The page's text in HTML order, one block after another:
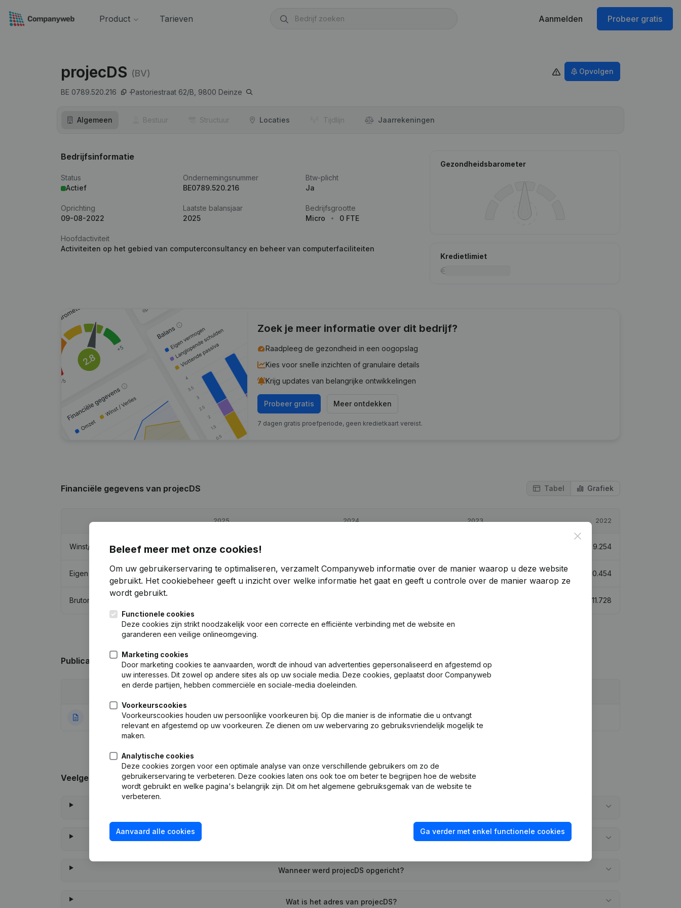
Product Tarieven Aanmelden Probeer gratis
projecDS (BV)
BE 0789.520.216 Pastoriestraat 62/B, 9800 Deinze
Opvolgen
Algemeen Bestuur Structuur Locaties Tijdlijn Jaar­rekeningen
Bedrijfsinformatie
Status
Actief
Ondernemingsnummer
BE0789.520.216
Btw-plicht
Ja
Oprichting
09-08-2022
Laatste balansjaar
2025
Bedrijfsgrootte
Micro
0 FTE
Hoofdactiviteit
Activiteiten op het gebied van computerconsultancy en beheer van computerfaciliteiten
Gezondheidsbarometer
Kredietlimiet
Zoek je meer informatie over dit bedrijf?
Raadpleeg de gezondheid in een oogopslag
Kies voor snelle inzichten of granulaire details
Krijg updates van belangrijke ontwikkelingen
Probeer gratis Meer ontdekken
7 dagen gratis proefperiode, geen kredietkaart vereist.
Financiële gegevens van projecDS Tabel Grafiek
2025 2024 2023 2022
Winst/Verlies €171.204 680,2% 9.254
Eigen vermogen €173.204 198,28% €58.067 60,75% €36.123 245,55% 10.454
Brutomarge 11.728
Publicaties van projecDS
Publicatie
11-08-2022 Rubriek Oprichting (Nieuwe Rechtspersoon, Opening Bijkantoor, enz...)
Veelgestelde vragen
Wanneer werd projecDS opgericht?
Wat is het adres van projecDS?
Close
Beleef meer met onze cookies!
Om uw gebruikerservaring te optimaliseren, verzamelt Companyweb informatie over de manier waarop u deze website
gebruikt. Het cookiebeheer geeft u inzicht over welke informatie het gaat en geeft u controle over de manier waarop ze
wordt gebruikt.
Functionele cookies
Deze cookies zijn strikt noodzakelijk voor een correcte en efficiënte verbinding met de website en
garanderen een veilige onlineomgeving.
Marketing cookies
Door marketing cookies te aanvaarden, wordt de inhoud van advertenties gepersonaliseerd en afgestemd op
uw interesses. Dit zowel op andere sites als op uw sociale media. Deze cookies, geplaatst door Companyweb
en derde partijen, hebben commerciële en sociale-media doeleinden.
Voorkeurscookies
Voorkeurscookies houden uw persoonlijke voorkeuren bij. Op die manier is de informatie die u ontvangt
relevant en afgestemd op uw voorkeuren. Ze dienen om uw webervaring zo gebruiksvriendelijk mogelijk te
maken.
Analytische cookies
Deze cookies zorgen voor een optimale analyse van onze verschillende gebruikers om zo de
gebruikerservaring te verbeteren. Deze cookies laten ons ook toe om beter te begrijpen hoe de website
wordt gebruikt en welke pagina's belangrijk zijn. Dit om het algemene gebruiksgemak van de website te
verbeteren.
Aanvaard alle cookies Ga verder met enkel functionele cookies